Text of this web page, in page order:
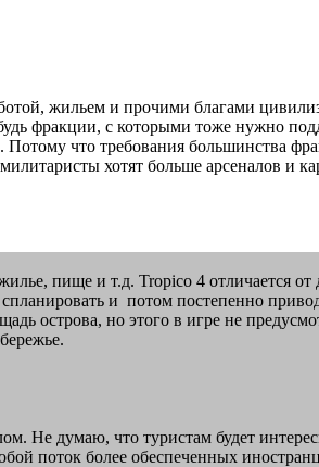
жильем и прочими благами
фракции, с которыми тоже нужно
Потому что требования большинства
хотят больше арсеналов и
пище и т.д. Tropico 4 отличается
и потом постепенно
острова, но этого в игре не
Не думаю, что туристам будет
поток более обеспеченных